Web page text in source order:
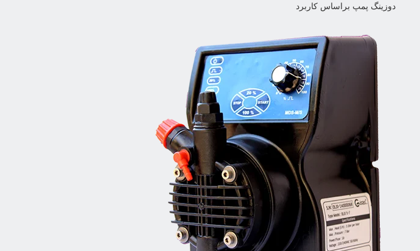
دوزینگ پمپ براساس کاربرد